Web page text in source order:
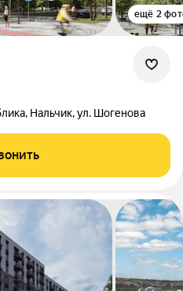
ещё 2
Нальчик, ул. Шогенова